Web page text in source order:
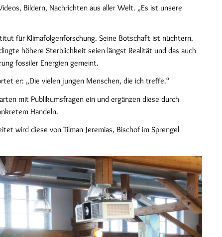
Bildern, Nachrichten aus aller Welt. „Es ist unsere
für Klimafolgenforschung. Seine Botschaft ist nüchtern.
höhere Sterblichkeit seien längst Realität und das auch
fossiler Energien gemeint.
er: „Die vielen jungen Menschen, die ich treffe.“
mit Publikumsfragen ein und ergänzen diese durch
Handeln.
wird diese von Tilman Jeremias, Bischof im Sprengel